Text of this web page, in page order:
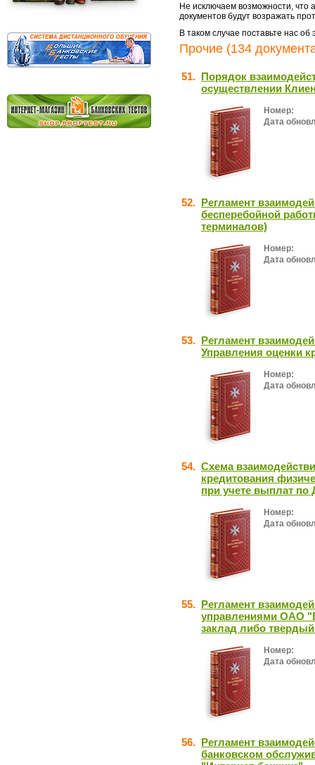
Не исключаем возможности, что
документов будут возражать
В таком случае поставьте нас
Прочие (134
51. Порядок
осуществлении
Номер:
Дата
52. Регламент
бесперебойной
терминалов)
Номер:
Дата
53. Регламент
Управления оценки
Номер:
Дата
54. Схема
кредитования
при учете выплат по
Номер:
Дата
55. Регламент
управлениями ОАО
заклад либо твердый
Номер:
Дата
56. Регламент
банковском